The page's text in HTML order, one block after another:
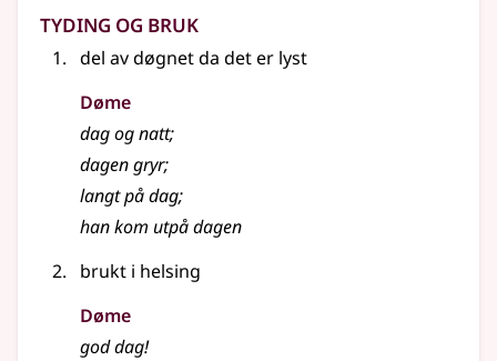
Tyding og bruk
del av døgnet da det er lyst
Døme
dag og natt;
dagen gryr;
langt på dag;
han kom utpå dagen
brukt i helsing
Døme
god dag!